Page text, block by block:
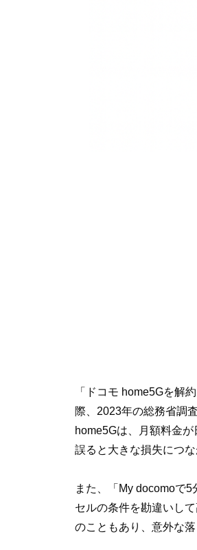
「ドコモ home5Gを解
際、2023年の総務省調
home5Gは、月額料金
誤ると大きな損失につな
また、「My docomoで
セルの条件を勘違いし
のこともあり、意外な